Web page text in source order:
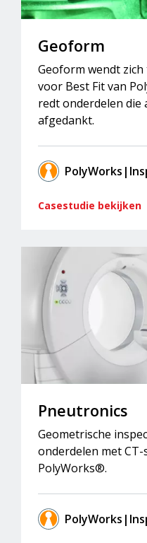
Geoform
Geoform wendt
voor Best Fit van
redt onderdelen die
afgedankt.
Casestudie bekijken
Pneutronics
Geometrische
onderdelen met CT-
PolyWorks®.